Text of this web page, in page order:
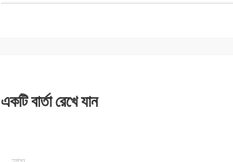
একটি বার্তা রেখে যান